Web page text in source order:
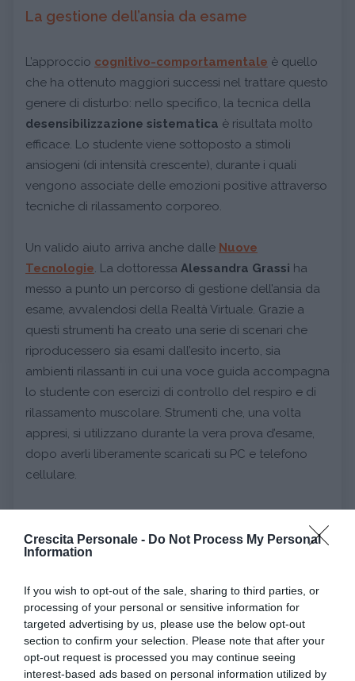
Crescita Personale - Do Not Process My Personal
Information
If you wish to opt-out of the sale, sharing to third parties, or
processing of your personal or sensitive information for
targeted advertising by us, please use the below opt-out
section to confirm your selection. Please note that after your
opt-out request is processed you may continue seeing
interest-based ads based on personal information utilized by
La gestione dell’ansia da esame
L’approccio cognitivo-comportamentale è quello
che ha ottenuto maggiori successi nel trattare questo
genere di disturbo: nello specifico, la tecnica della
desensibilizzazione sistematica è risultata molto
efficace. Lo studente viene sottoposto a stimoli
ansiogeni (di intensità crescente), durante i quali
vengono associate delle emozioni positive attraverso
tecniche di rilassamento corporeo.
Un valido aiuto arriva anche dalle Nuove
Tecnologie . La dottoressa Alessandra Grassi ha
messo a punto un percorso di gestione dell’ansia da
esame, avvalendosi della Realtà Virtuale. Grazie a
questi strumenti ha creato una serie di scenari che
riproducessero sia esami dall’esito incerto, sia
ambienti rilassanti in cui una voce guida accompagna
lo studente con esercizi di controllo del respiro e di
rilassamento muscolare. Strumenti che, una volta
appresi, si utilizzano durante la vera prova d’esame,
dopo averli liberamente scaricati su PC e telefono
cellulare.
punto critico resta sempre, però, la presa di
coscienza del problema e la capacità di cogliere
eccessiva. Questo tipo di tecnica presenta più di un
punto a suo favore, insegnando a non evitare il
problema bensì ad affrontarlo e gestirlo. Accresce,
infine, l’autostima del soggettoche aumenta le